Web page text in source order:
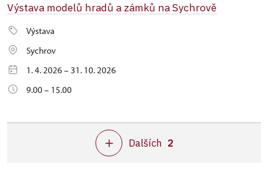
Výstava modelů hradů a zámků na Sychrově
Výstava
Sychrov
1. 4. 2026 – 31. 10. 2026
9.00 – 15.00
Dalších 2